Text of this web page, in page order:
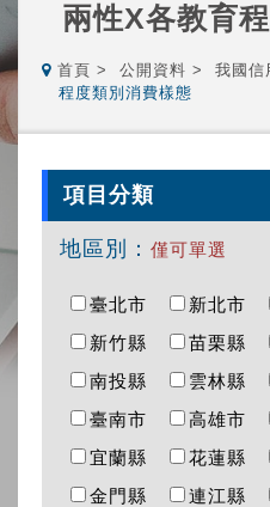
兩性X各教育
首頁 公開資料 我國信
程度類別消費樣態
項目分類
地區別： 僅可單選
臺北市 新北市
新竹縣
苗栗縣
南投縣
雲林縣
臺南市
高雄市
宜蘭縣
花蓮縣
金門縣
連江縣